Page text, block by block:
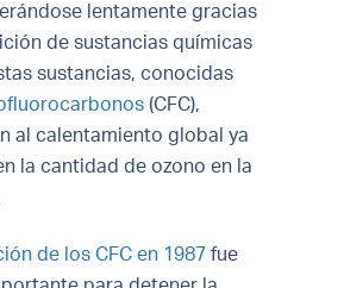
lentamente gracias
de sustancias químicas
sustancias, conocidas
(CFC),
al calentamiento global ya
la cantidad de ozono en la
de los CFC en 1987 fue